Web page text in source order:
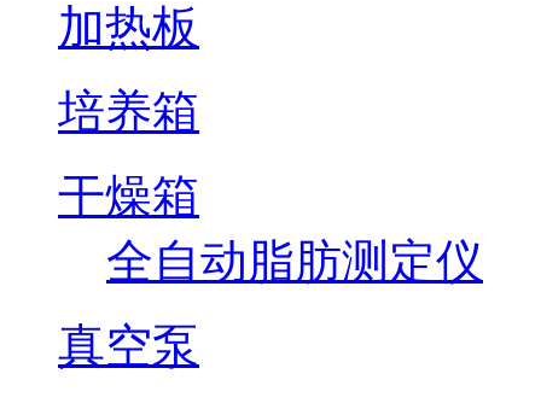
加热板
培养箱
干燥箱
全自动脂肪测定仪
真空泵